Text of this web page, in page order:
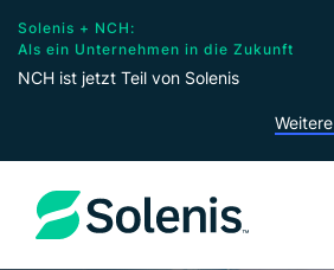
Solenis + NCH:
Als ein Unternehmen in die Zukunft
NCH ist jetzt Teil von Solenis